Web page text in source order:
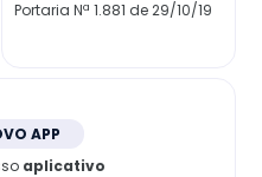
Portaria Nª 1.881 de 29/10/19
APP
aplicativo